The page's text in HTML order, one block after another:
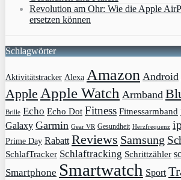
Revolution am Ohr: Wie die Apple
ersetzen können
Schlagwörter
Aktivitätstracker Alexa Amazon Android
Apple Apple Watch Armband
Brille Echo Echo Dot Fitness Fitnessarmband
Galaxy Garmin Gear VR Gesundheit Herzfrequenz
Prime Day Rabatt Reviews Samsung
SchlafTracker Schlaftracking Schrittzähler
Smartphone Smartwatch Sport